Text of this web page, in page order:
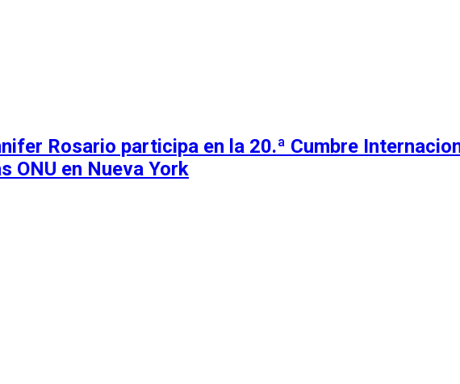
Rosario participa en la 20.ª Cumbre
ONU en Nueva York